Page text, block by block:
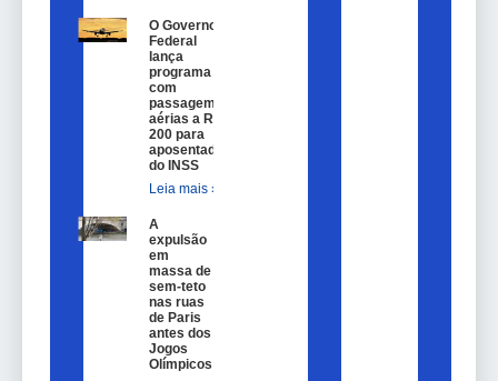
O Governo
Federal
lança
programa
com
passagem
aérias a R$
200 para
aposentados
do INSS
Leia mais »
A
expulsão
em
massa de
sem-teto
nas ruas
de Paris
antes dos
Jogos
Olímpicos